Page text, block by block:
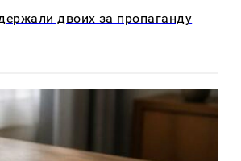
двоих за пропаганду